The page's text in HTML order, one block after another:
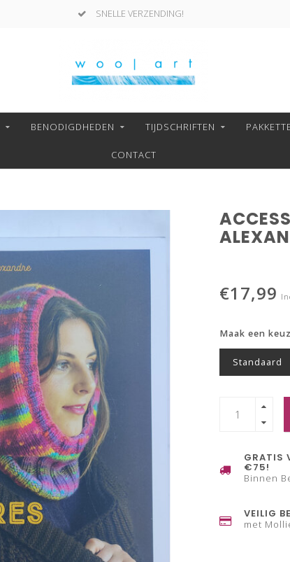
SNELLE VERZENDING!
BENODIGDHEDEN TIJDSCHRIFTEN
CONTACT
€17,99
Maak een
Standaard
GRATIS
€75!
Binnen
VEILIG
met